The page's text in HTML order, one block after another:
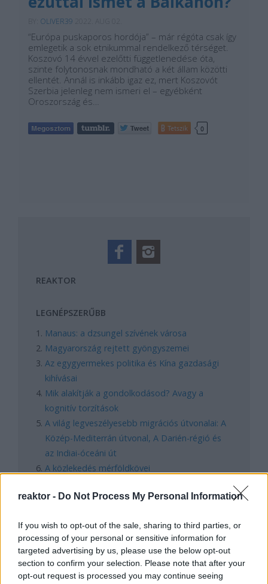
reaktor - Do Not Process My Personal Information
If you wish to opt-out of the sale, sharing to third parties, or
processing of your personal or sensitive information for
targeted advertising by us, please use the below opt-out
section to confirm your selection. Please note that after your
opt-out request is processed you may continue seeing
OLIVER39
“Európa puskaporos hordója” – már régóta csak így
emlegetik a sok etnikummal rendelkező térséget.
Koszovó 14 évvel ezelőtti függetlenedése óta,
szinte folytonosnak mondható a két állam közötti
ellentét. Annál is inkább igaz ez, mert Koszovót
Szerbia jelenleg nem ismeri el – egyébként
Oroszország és…
Tetszik 0
REAKTOR
LEGNÉPSZERŰBB
Manaus: a dzsungel szívének városa
Magyarország rejtett gyöngyszemei
Az egygyermekes politika és Kína gazdasági
kihívásai
Mik alakítják a gondolkodásod? Avagy a
kognitív torzítások
A világ legveszélyesebb migrációs útvonalai: A
Közép-Mediterrán útvonal, A Darién-régió és
az Indiai-óceáni út
A közlekedés mérföldkövei
FACEBOOK